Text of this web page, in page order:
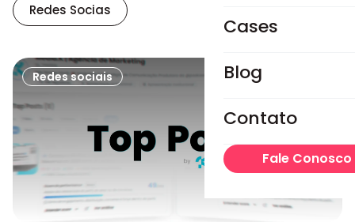
Consultoria
Mídias pagas
Sites e lojas virtuais
Otimização SEO e
Marca e Conteúdo
Construção de Marca
Cases
Blog
Contato
Fale Conosco
Redes Socias
Redes sociais